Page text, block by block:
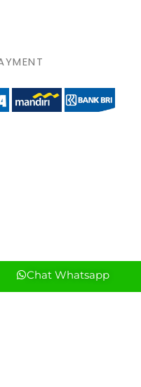
Chat Whatsapp